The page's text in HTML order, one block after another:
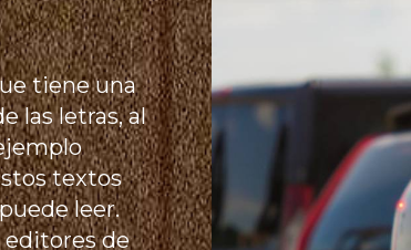
tiene una
las letras, al
textos
leer.
de